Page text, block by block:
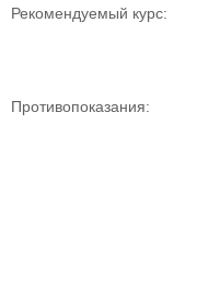
Рекомендуемый курс:
Противопоказания: